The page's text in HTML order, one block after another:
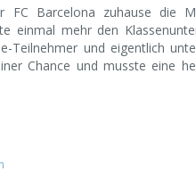
FC Barcelona zuhause die
einmal mehr den
Teilnehmer und eigentlich
Chance und musste eine